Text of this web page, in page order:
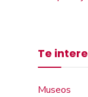
Te
Museos